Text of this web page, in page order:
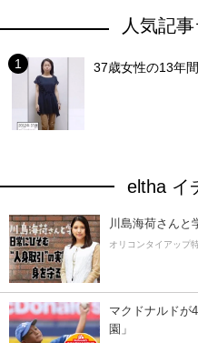
人気記
37歳女性の13年
eltha イ
川島海荷さんと
オリコンタイアップ
マクドナルドが
園」